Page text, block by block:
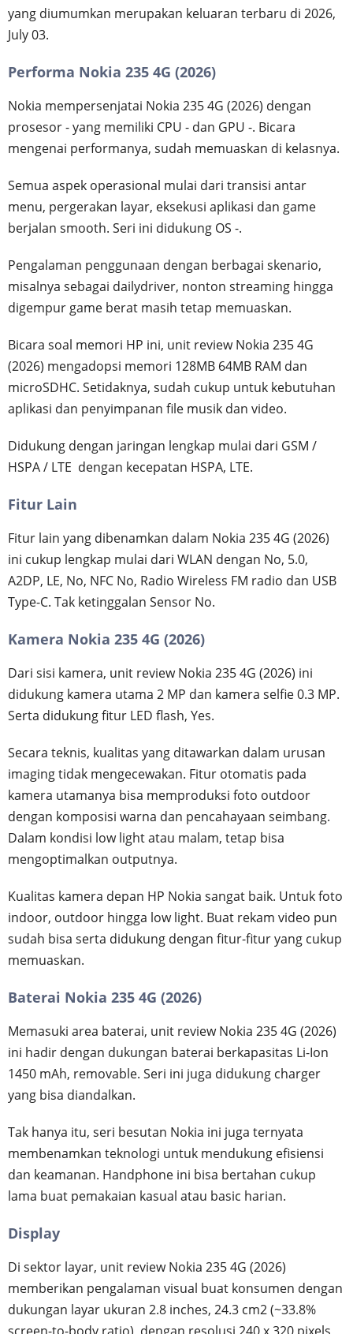
yang diumumkan merupakan keluaran terbaru di 2026,
July 03.
Performa Nokia 235 4G (2026)
Nokia mempersenjatai Nokia 235 4G (2026) dengan
prosesor - yang memiliki CPU - dan GPU -. Bicara
mengenai performanya, sudah memuaskan di kelasnya.
Semua aspek operasional mulai dari transisi antar
menu, pergerakan layar, eksekusi aplikasi dan game
berjalan smooth. Seri ini didukung OS -.
Pengalaman penggunaan dengan berbagai skenario,
misalnya sebagai dailydriver, nonton streaming hingga
digempur game berat masih tetap memuaskan.
Bicara soal memori HP ini, unit review Nokia 235 4G
(2026) mengadopsi memori 128MB 64MB RAM dan
microSDHC. Setidaknya, sudah cukup untuk kebutuhan
aplikasi dan penyimpanan file musik dan video.
Didukung dengan jaringan lengkap mulai dari GSM /
HSPA / LTE dengan kecepatan HSPA, LTE.
Fitur Lain
Fitur lain yang dibenamkan dalam Nokia 235 4G (2026)
ini cukup lengkap mulai dari WLAN dengan No, 5.0,
A2DP, LE, No, NFC No, Radio Wireless FM radio dan USB
Type-C. Tak ketinggalan Sensor No.
Kamera Nokia 235 4G (2026)
Dari sisi kamera, unit review Nokia 235 4G (2026) ini
didukung kamera utama 2 MP dan kamera selfie 0.3 MP.
Serta didukung fitur LED flash, Yes.
Secara teknis, kualitas yang ditawarkan dalam urusan
imaging tidak mengecewakan. Fitur otomatis pada
kamera utamanya bisa memproduksi foto outdoor
dengan komposisi warna dan pencahayaan seimbang.
Dalam kondisi low light atau malam, tetap bisa
mengoptimalkan outputnya.
Kualitas kamera depan HP Nokia sangat baik. Untuk foto
indoor, outdoor hingga low light. Buat rekam video pun
sudah bisa serta didukung dengan fitur-fitur yang cukup
memuaskan.
Baterai Nokia 235 4G (2026)
Memasuki area baterai, unit review Nokia 235 4G (2026)
ini hadir dengan dukungan baterai berkapasitas Li-Ion
1450 mAh, removable. Seri ini juga didukung charger
yang bisa diandalkan.
Tak hanya itu, seri besutan Nokia ini juga ternyata
membenamkan teknologi untuk mendukung efisiensi
dan keamanan. Handphone ini bisa bertahan cukup
lama buat pemakaian kasual atau basic harian.
Display
Di sektor layar, unit review Nokia 235 4G (2026)
memberikan pengalaman visual buat konsumen dengan
dukungan layar ukuran 2.8 inches, 24.3 cm2 (~33.8%